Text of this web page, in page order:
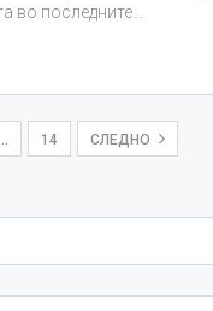
во последните…
14 СЛЕДНО